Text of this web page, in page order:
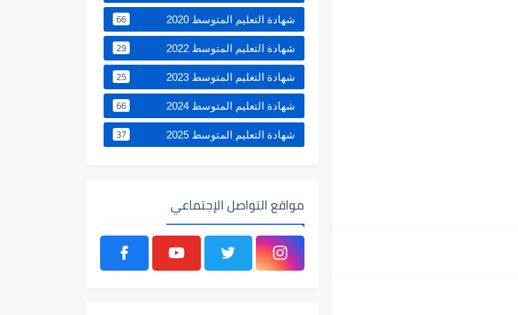
شهادة التعليم المتوسط 2020 66
شهادة التعليم المتوسط 2022 29
شهادة التعليم المتوسط 2023 25
شهادة التعليم المتوسط 2024 66
شهادة التعليم المتوسط 2025 37
مواقع التواصل الإجتماعي